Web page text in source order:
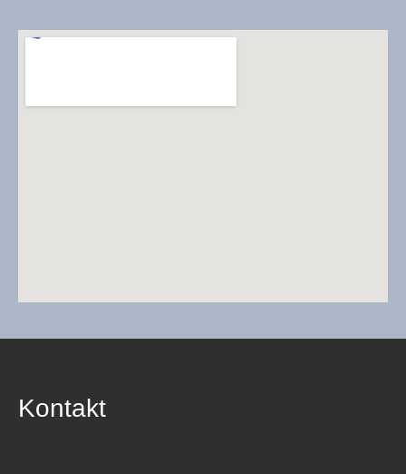
Kontakt